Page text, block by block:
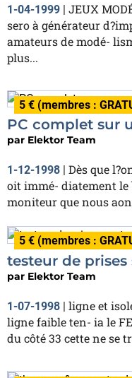
1-04-1999 | JEUX
sero à générateur
amateurs de modé-
plus...
5 € (membres :
PC complet sur
par Elektor Team
1-12-1998
Dès que
oit immé- diatement
moniteur que nous
5 € (membres :
testeur de prises
par Elektor Team
1-07-1998 | ligne et
ligne faible ten- ia le
du côté 33 cette ne se